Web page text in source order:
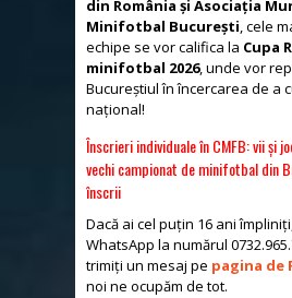
din România și Asociația
Minifotbal București, cele
echipe se vor califica la Cupa
minifotbal 2026, unde vor
Bucureștiul în încercarea de a
național!
Înscrieri individuale în CMFB: vii și
vechi campionat de minifotbal din
înscrii
Dacă ai cel puțin 16 ani
WhatsApp la numărul
trimiți un mesaj pe pagina de
noi ne ocupăm de tot.